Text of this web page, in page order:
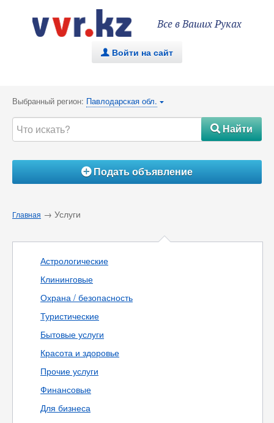
Все в Ваших Руках
. Войти на сайт
Выбранный регион: Павлодарская обл. {
#Найти
ÁПодать объявление
Главная → Услуги
Астрологические
Клининговые
Охрана / безопасность
Туристические
Бытовые услуги
Красота и здоровье
Прочие услуги
Финансовые
Для бизнеса